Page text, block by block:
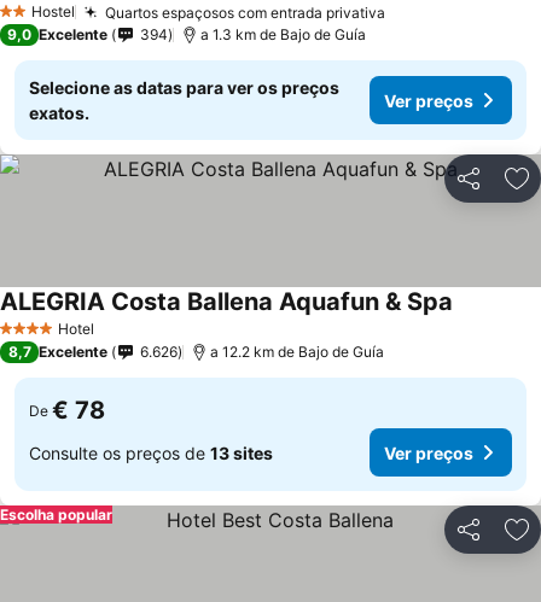
2 Estrelas
Hostel Quartos espaçosos com entrada privativa
9,0 Excelente 394 a 1.3 km de Bajo de Guía
Selecione as datas para ver os preços
exatos.
Ver preços
Partilhar
4 EstrelasHotel
ALEGRIA Costa Ballena Aquafun & Spa
8,7 Excelente 6.626 a 12.2 km de Bajo de Guía
De € 78
Consulte os preços de 13 sites Ver preços
Partilhar
Escolha popular